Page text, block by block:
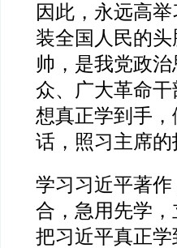
因此，永远高
装全国人民的
帅，是我党政
众、广大革命
想真正学到手
话，照习主席
学习习近平著
合，急用先学，
把习近平真正